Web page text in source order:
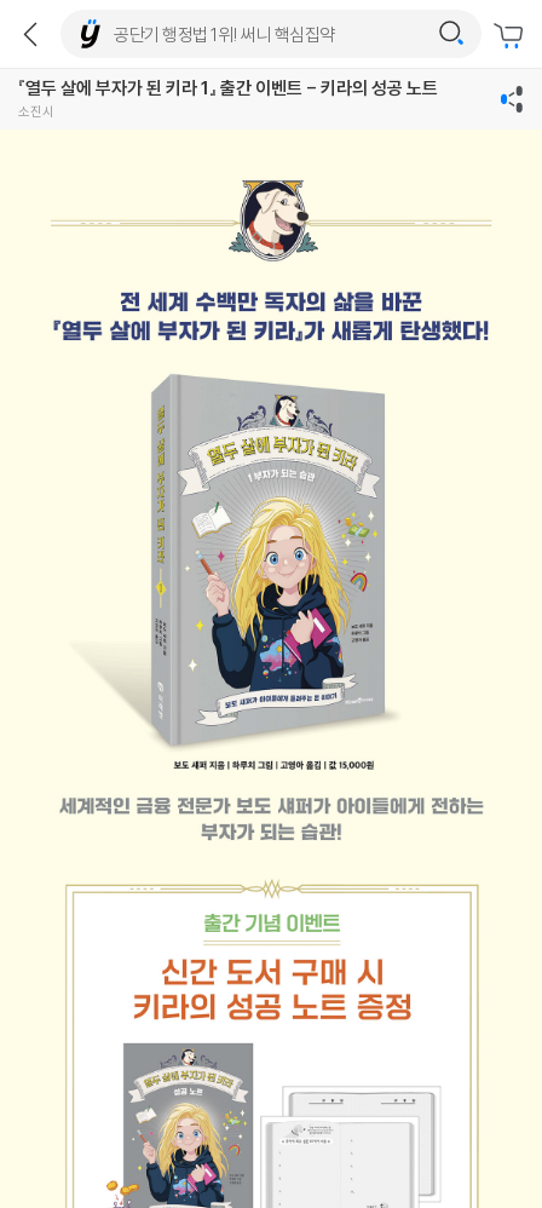
『열두 살에 부자가 된 키라 1』 출간 이벤트 - 키라의 성공 노트
소진시